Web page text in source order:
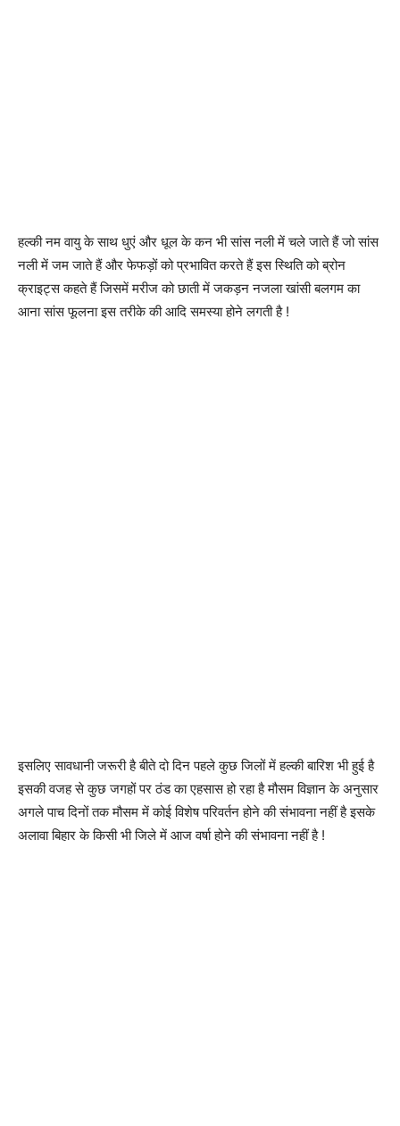
हल्की नम वायु के साथ धुएं और धूल के कन भी सांस नली में चले जाते हैं जो सांस
नली में जम जाते हैं और फेफड़ों को प्रभावित करते हैं इस स्थिति को ब्रोन
क्राइट्स कहते हैं जिसमें मरीज को छाती में जकड़न नजला खांसी बलगम का
आना सांस फूलना इस तरीके की आदि समस्या होने लगती है !
इसलिए सावधानी जरूरी है बीते दो दिन पहले कुछ जिलों में हल्की बारिश भी हुई है
इसकी वजह से कुछ जगहों पर ठंड का एहसास हो रहा है मौसम विज्ञान के अनुसार
अगले पाच दिनों तक मौसम में कोई विशेष परिवर्तन होने की संभावना नहीं है इसके
अलावा बिहार के किसी भी जिले में आज वर्षा होने की संभावना नहीं है !